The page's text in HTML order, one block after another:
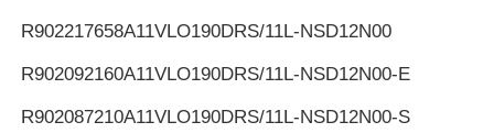
R902217658A11VLO190DRS/11L-NSD12N00
R902092160A11VLO190DRS/11L-NSD12N00-E
R902087210A11VLO190DRS/11L-NSD12N00-S